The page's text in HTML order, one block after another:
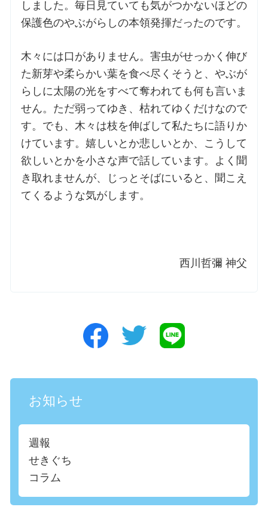
しました。毎日見ていても気がつかないほどの
保護色のやぶがらしの本領発揮だったのです。
木々には口がありません。害虫がせっかく伸び
た新芽や柔らかい葉を食べ尽くそうと、やぶが
らしに太陽の光をすべて奪われても何も言いま
せん。ただ弱ってゆき、枯れてゆくだけなので
す。でも、木々は枝を伸ばして私たちに語りか
けています。嬉しいとか悲しいとか、こうして
欲しいとかを小さな声で話しています。よく聞
き取れませんが、じっとそばにいると、聞こえ
てくるような気がします。
西川哲彌 神父
お知らせ
週報
せきぐち
コラム